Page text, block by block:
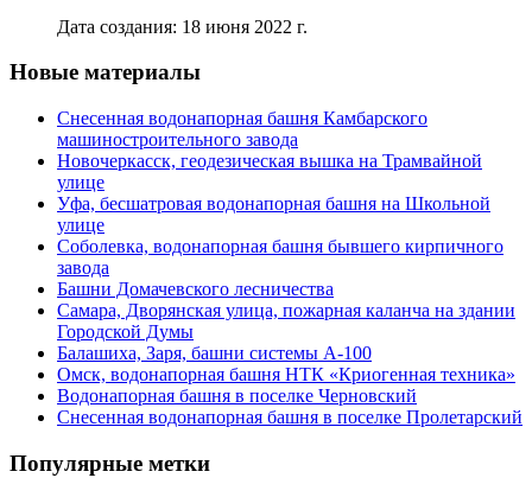
Дата создания: 18 июня 2022 г.
Новые материалы
Снесенная водонапорная башня Камбарского
машиностроительного завода
Новочеркасск, геодезическая вышка на Трамвайной
улице
Уфа, бесшатровая водонапорная башня на Школьной
улице
Соболевка, водонапорная башня бывшего кирпичного
завода
Башни Домачевского лесничества
Самара, Дворянская улица, пожарная каланча на здании
Городской Думы
Балашиха, Заря, башни системы А-100
Омск, водонапорная башня НТК «Криогенная техника»
Водонапорная башня в поселке Черновский
Снесенная водонапорная башня в поселке Пролетарский
Популярные метки